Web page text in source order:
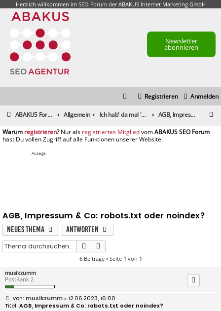
Herzlich willkommen im SEO Forumder ABAKUS Internet Marketing GmbH
Newsletter
abonnieren
Anmelden
Registrieren
ABAKUS Foren-Übersicht Allgemein Ich hab' da mal 'ne Frage AGB, Impressum & Co: robots.txt oder noindex?
registrieren registriertes Mitglied
Anzeige
AGB, Impressum & Co: robots.txt oder noindex?
Neues Thema
Antworten
Suche
6 Beiträge • Seite 1 von 1
musikzumm
PostRank 2
B
e
musikzumm» 12.06.2023, 16:00
AGB, Impressum & Co: robots.txt oder noindex?